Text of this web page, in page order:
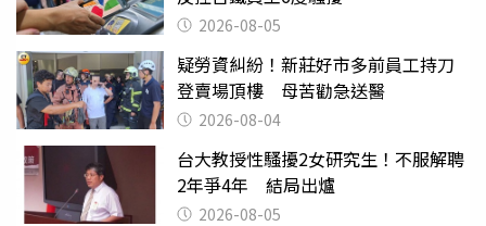
2026-08-05
疑勞資糾紛！新莊好市多前員工持刀
登賣場頂樓 母苦勸急送醫
2026-08-04
台大教授性騷擾2女研究生！不服解聘
2年爭4年 結局出爐
2026-08-05